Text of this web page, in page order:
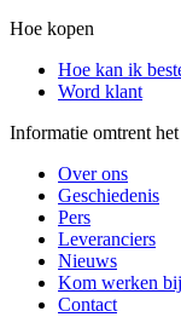
Hoe kopen
Hoe kan ik
Word klant
Informatie omtrent
Over ons
Geschiedenis
Pers
Leveranciers
Nieuws
Kom werken
Contact